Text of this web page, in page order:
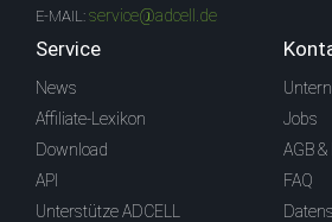
E-MAIL: service@adcell.de
Service
News
Affiliate-Lexikon
Download
API
Unterstütze ADCELL
Jobs
AGB
FAQ